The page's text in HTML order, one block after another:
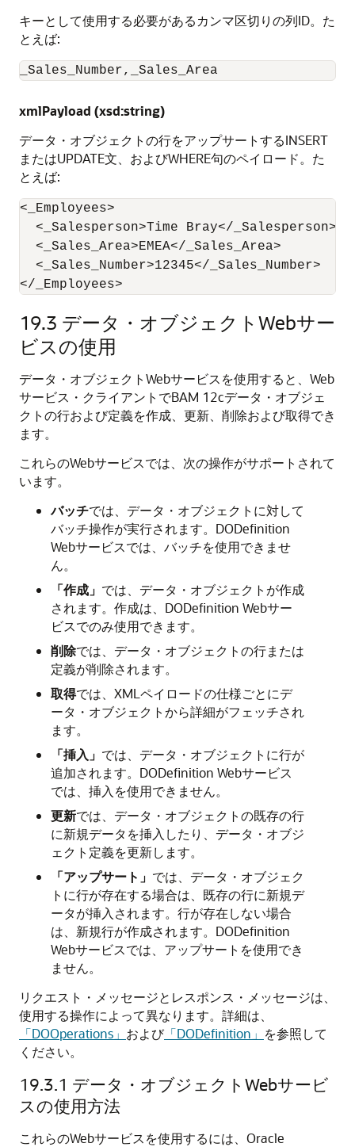
キーとして使用する必要があるカンマ区切りの列ID。た
とえば:
_Sales_Number,_Sales_Area
xmlPayload (xsd:string)
データ・オブジェクトの行をアップサートするINSERT
またはUPDATE文、およびWHERE句のペイロード。た
とえば:
<_Employees>
<_Salesperson>Time Bray</_Salesperson>
<_Sales_Area>EMEA</_Sales_Area>
<_Sales_Number>12345</_Sales_Number>
19.3 データ・オブジェクトWebサー
ビスの使用
データ・オブジェクトWebサービスを使用すると、Web
サービス・クライアントでBAM 12cデータ・オブジェ
クトの行および定義を作成、更新、削除および取得でき
ます。
これらのWebサービスでは、次の操作がサポートされて
います。
バッチでは、データ・オブジェクトに対して
バッチ操作が実行されます。DODefinition
Webサービスでは、バッチを使用できませ
ん。
「作成」 では、データ・オブジェクトが作成
されます。作成は、DODefinition Webサー
ビスでのみ使用できます。
削除では、データ・オブジェクトの行または
定義が削除されます。
取得では、XMLペイロードの仕様ごとにデ
ータ・オブジェクトから詳細がフェッチされ
ます。
「挿入」 では、データ・オブジェクトに行が
追加されます。DODefinition Webサービス
では、挿入を使用できません。
更新では、データ・オブジェクトの既存の行
に新規データを挿入したり、データ・オブジ
ェクト定義を更新します。
「アップサート」 では、データ・オブジェク
トに行が存在する場合は、既存の行に新規デ
ータが挿入されます。行が存在しない場合
は、新規行が作成されます。DODefinition
Webサービスでは、アップサートを使用でき
ません。
リクエスト・メッセージとレスポンス・メッセージは、
使用する操作によって異なります。詳細は、
「DOOperations」 および「DODefinition」 を参照して
ください。
19.3.1 データ・オブジェクトWebサービ
スの使用方法
これらのWebサービスを使用するには、Oracle